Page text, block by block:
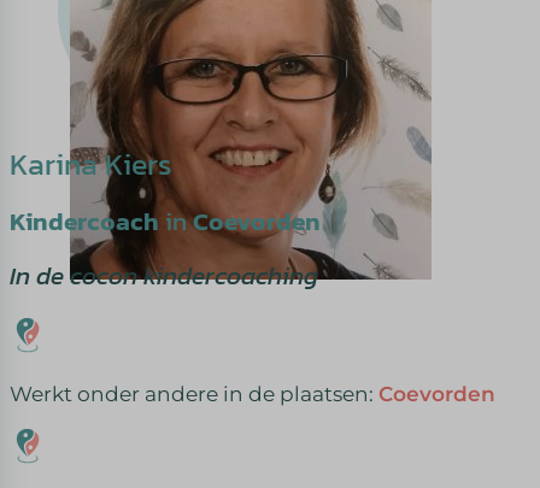
Karina Kiers
Kindercoach inCoevorden
In de cocon kindercoaching
Werkt onder andere in de plaatsen: Coevorden